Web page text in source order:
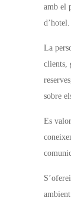
amb el
d’hotel.
La
clients,
sobre
Es